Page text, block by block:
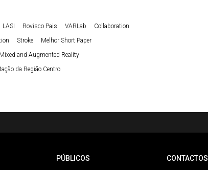
LASI Rovisco Pais VARLab
Collaboration
Stroke
Melhor Short Paper
and Augmented Reality
da Região Centro
PÚBLICOS CONTACTOS